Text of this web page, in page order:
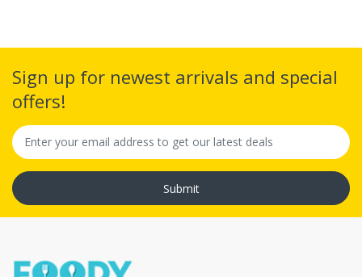
Sign up for newest arrivals and special
offers!
Submit